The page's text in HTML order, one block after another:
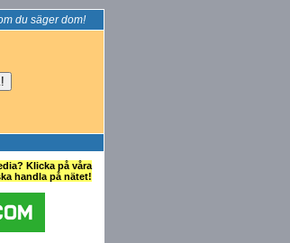
du säger dom!
Klicka på våra
handla på nätet!